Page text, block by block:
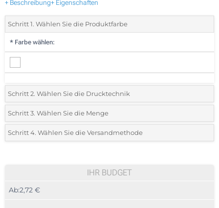
+ Beschreibung+ Eigenschaften
Schritt 1. Wählen Sie die Produktfarbe
* Farbe wählen:
Schritt 2. Wählen Sie die Drucktechnik
*Wählen Sie die Druck- und Farbtechniken für Ihr Logo:
1 Farbig (Auf einer Seite)
Schritt 3. Wählen Sie die Menge
*Bitte wählen Sie Ihre gewünschte Menge
20
Schritt 4. Wählen Sie die Versandmethode
IHR BUDGET
Ab:2,72 €